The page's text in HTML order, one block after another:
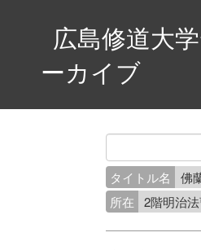
広島修道大
ーカイブ
タイトル名 佛
所在
2階明治